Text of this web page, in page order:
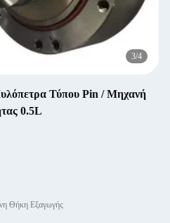
3/4
Τύπου Pin / Μηχανή
0.5L
Θήκη Εξαγωγής